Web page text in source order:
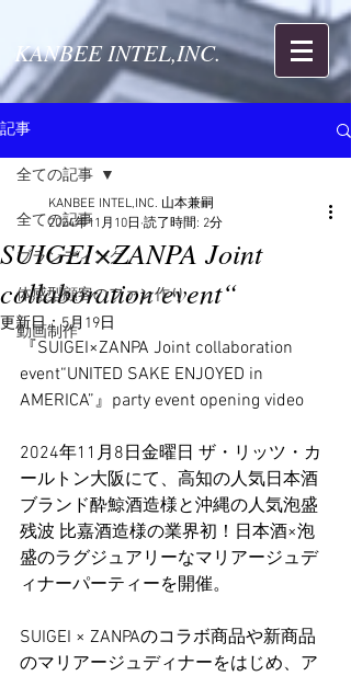
KANBEE INTEL,INC.
記事
全ての記事
ブランディング
体感型顧客のファン作り
動画制作
全ての記事
SUIGEI×ZANPA Joint
collaboration event“
KANBEE INTEL,INC. 山本兼嗣
2024年11月10日 読了時間: 2分
更新日：5月19日
『SUIGEI×ZANPA Joint collaboration
event“UNITED SAKE ENJOYED in
AMERICA”』party event opening video
2024年11月8日金曜日 ザ・リッツ・カ
ールトン大阪にて、高知の人気日本酒
ブランド酔鯨酒造様と沖縄の人気泡盛
残波 比嘉酒造様の業界初！日本酒×泡
盛のラグジュアリーなマリアージュデ
ィナーパーティーを開催。
SUIGEI × ZANPAのコラボ商品や新商品
のマリアージュディナーをはじめ、ア